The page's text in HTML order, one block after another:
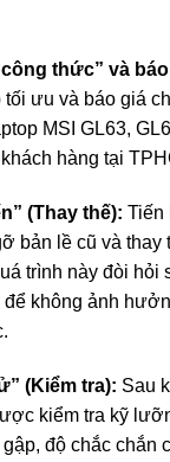
thức” và
tối ưu và báo giá
MSI GL63,
hàng tại
(Thay thế): Tiến
bản lề cũ và thay
trình này đòi hỏi
để không ảnh
(Kiểm tra): Sau
kiểm tra kỹ
độ chắc chắn